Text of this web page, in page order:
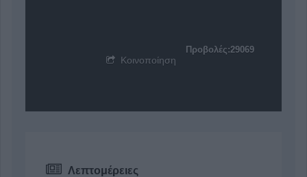
Προβολές:29069
Κοινοποίηση
Λεπτομέρειες